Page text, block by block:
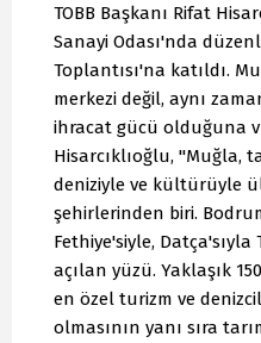
TOBB Başkanı Rifat
Sanayi Odası'nda
Toplantısı'na katıldı.
merkezi değil, aynı
ihracat gücü olduğuna
Hisarcıklıoğlu, "Muğla,
deniziyle ve kültürüyle
şehirlerinden biri.
Fethiye'siyle,
açılan yüzü. Yaklaşık
en özel turizm ve
olmasının yanı sıra